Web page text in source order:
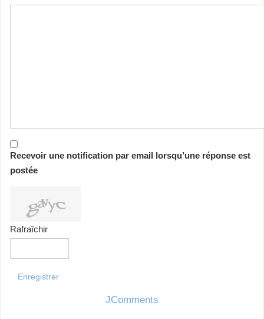
Recevoir une notification par email lorsqu’une réponse est
postée
Rafraîchir
Enregistrer
JComments